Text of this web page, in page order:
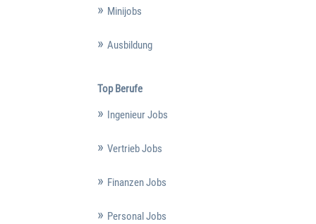
Minijobs
Ausbildung
Top Berufe
Ingenieur Jobs
Vertrieb Jobs
Finanzen Jobs
Personal Jobs